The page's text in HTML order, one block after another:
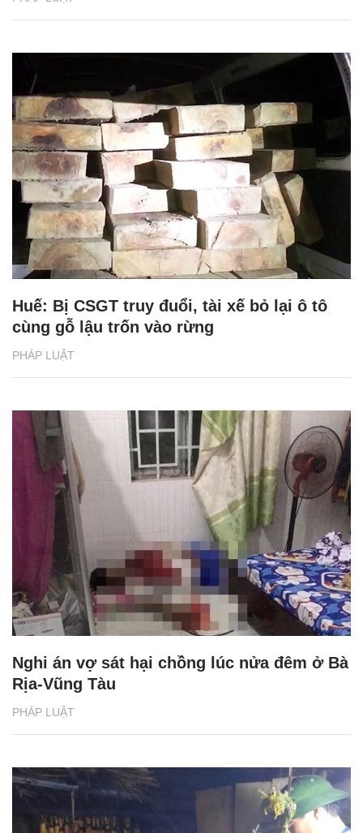
PHÁP LUẬT
Huế: Bị CSGT truy đuổi, tài xế bỏ lại ô tô
cùng gỗ lậu trốn vào rừng
PHÁP LUẬT
Nghi án vợ sát hại chồng lúc nửa đêm ở Bà
Rịa-Vũng Tàu